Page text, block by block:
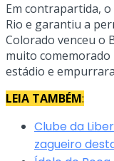
Em contrapartida,
Rio e garantiu a
Colorado venceu o
muito
estádio e
LEIA TAMBÉM:
Clube da
zagueiro